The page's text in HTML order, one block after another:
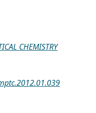
CHEMISTRY